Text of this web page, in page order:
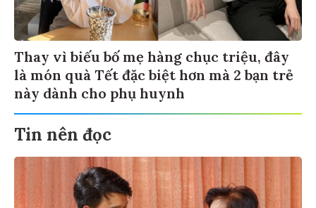
Thay vì biếu bố mẹ hàng chục triệu, đây
là món quà Tết đặc biệt hơn mà 2 bạn trẻ
này dành cho phụ huynh
Tin nên đọc